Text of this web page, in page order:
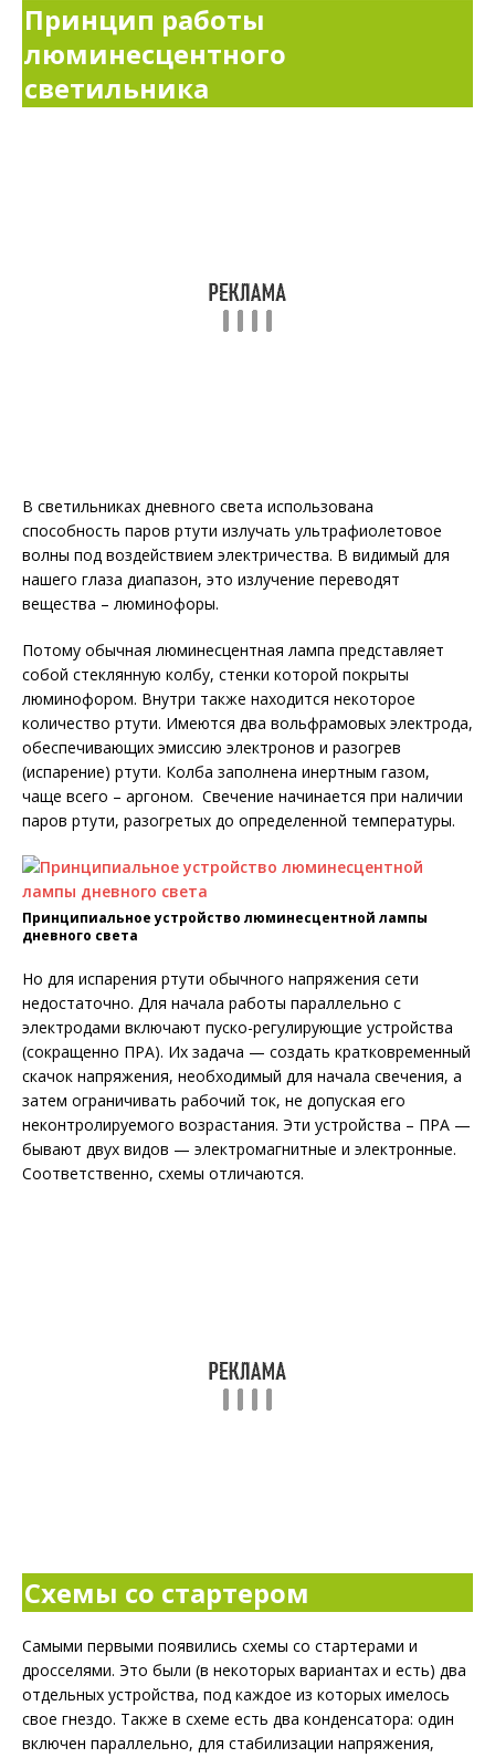
Принцип работы
люминесцентного
светильника
В светильниках дневного света использована
способность паров ртути излучать ультрафиолетовое
волны под воздействием электричества. В видимый для
нашего глаза диапазон, это излучение переводят
вещества – люминофоры.
Потому обычная люминесцентная лампа представляет
собой стеклянную колбу, стенки которой покрыты
люминофором. Внутри также находится некоторое
количество ртути. Имеются два вольфрамовых электрода,
обеспечивающих эмиссию электронов и разогрев
(испарение) ртути. Колба заполнена инертным газом,
чаще всего – аргоном. Свечение начинается при наличии
паров ртути, разогретых до определенной температуры.
Принципиальное устройство люминесцентной лампы
дневного света
Но для испарения ртути обычного напряжения сети
недостаточно. Для начала работы параллельно с
электродами включают пуско-регулирующие устройства
(сокращенно ПРА). Их задача — создать кратковременный
скачок напряжения, необходимый для начала свечения, а
затем ограничивать рабочий ток, не допуская его
неконтролируемого возрастания. Эти устройства – ПРА —
бывают двух видов — электромагнитные и электронные.
Соответственно, схемы отличаются.
Схемы со стартером
Самыми первыми появились схемы со стартерами и
дросселями. Это были (в некоторых вариантах и есть) два
отдельных устройства, под каждое из которых имелось
свое гнездо. Также в схеме есть два конденсатора: один
включен параллельно, для стабилизации напряжения,